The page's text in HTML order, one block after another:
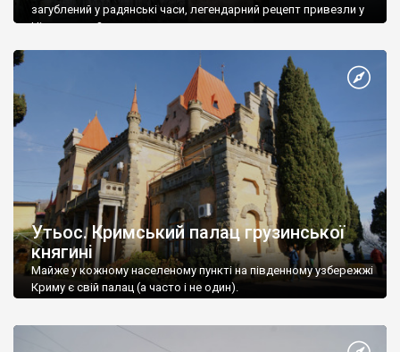
загублений у радянські часи, легендарний рецепт привезли у
Ніжин греки?
Утьос. Кримський палац грузинської
княгині
Майже у кожному населеному пункті на південному узбережжі
Криму є свій палац (а часто і не один).